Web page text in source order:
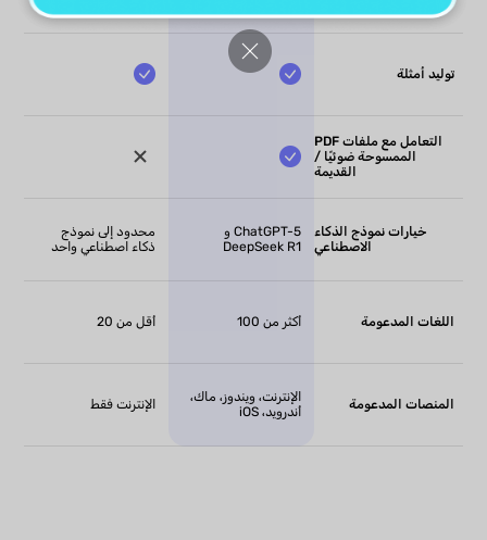
توليد أمثلة
التعامل مع ملفات PDF
الممسوحة ضوئيًا /
القديمة
خيارات نموذج الذكاء
الاصطناعي
ChatGPT-5 و
DeepSeek R1
محدود إلى نموذج
ذكاء اصطناعي واحد
اللغات المدعومة أكثر من 100 أقل من 20
المنصات المدعومة
الإنترنت، ويندوز، ماك،
أندرويد، iOS
الإنترنت فقط